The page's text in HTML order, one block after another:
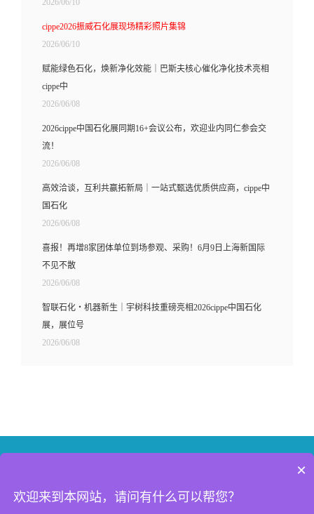
cippe2026振威石化展现场精彩照片集锦
2026/06/10
赋能绿色石化，焕新净化效能｜巴斯夫核心催化净化技术亮相
cippe中
2026/06/08
2026cippe中国石化展同期16+会议公布，欢迎业内同仁参会交
流！
2026/06/08
高效洽谈，互利共赢拓新局｜一站式甄选优质供应商，cippe中
国石化
2026/06/08
喜报！再增8家团体单位到场参观、采购！6月9日上海新国际
不见不散
2026/06/08
智联石化・机器新生｜宇树科技重磅亮相2026cippe中国石化
展，展位号
2026/06/08
×
欢迎来到本网站，请问有什么可以帮您？